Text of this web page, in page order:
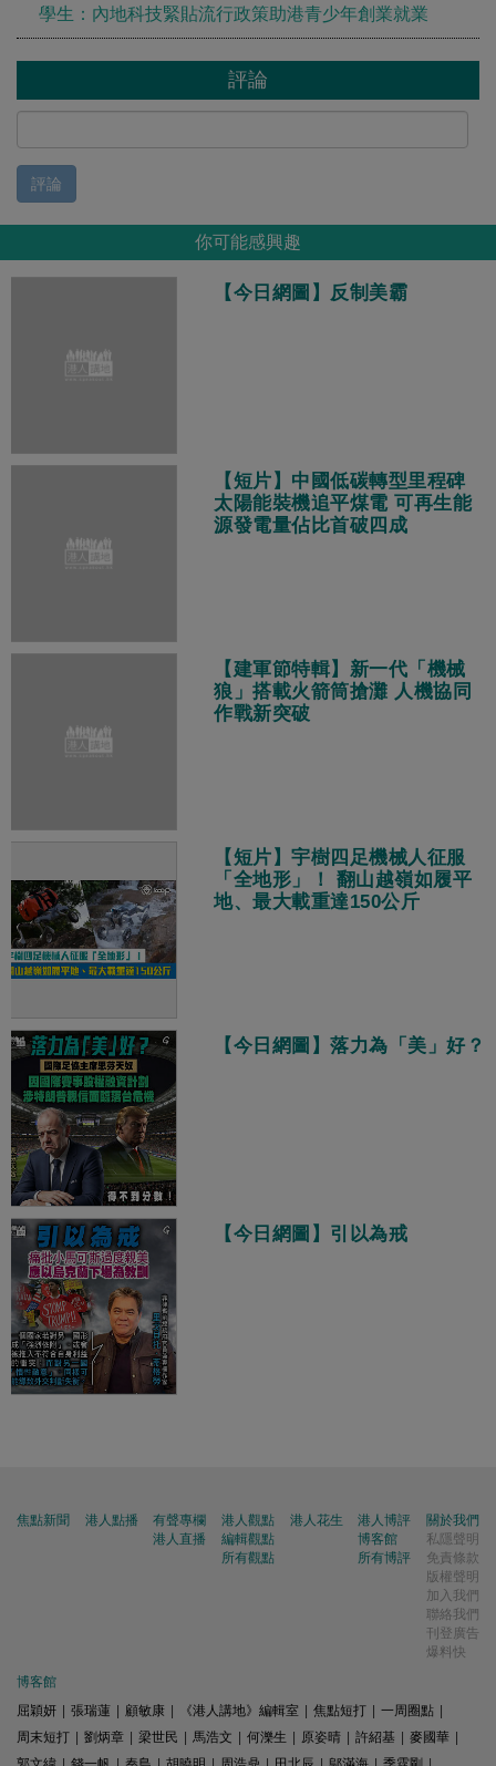
學生：內地科技緊貼流行政策助港青少年創業就業
評論
評論
你可能感興趣
【今日網圖】反制美霸
【短片】中國低碳轉型里程碑
太陽能裝機追平煤電 可再生能
源發電量佔比首破四成
【建軍節特輯】新一代「機械
狼」搭載火箭筒搶灘 人機協同
作戰新突破
【短片】宇樹四足機械人征服
「全地形」！ 翻山越嶺如履平
地、最大載重達150公斤
【今日網圖】落力為「美」好？
【今日網圖】引以為戒
焦點新聞 港人點播
有聲專欄
港人直播
港人觀點
編輯觀點
所有觀點
港人花生
港人博評
博客館
所有博評
關於我們
私隱聲明
免責條款
版權聲明
加入我們
聯絡我們
刊登廣告
爆料快
博客館
屈穎妍
張瑞蓮 顧敏康 《港人講地》編輯室 焦點短打 一周圈點
周末短打
劉炳章 梁世民 馬浩文 何濼生 原姿晴 許紹基 麥國華